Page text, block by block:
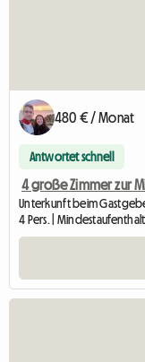
480 € / Monat
Antwortet schnell
4 große Zimmer zur
Unterkunft beim
4 Pers. |